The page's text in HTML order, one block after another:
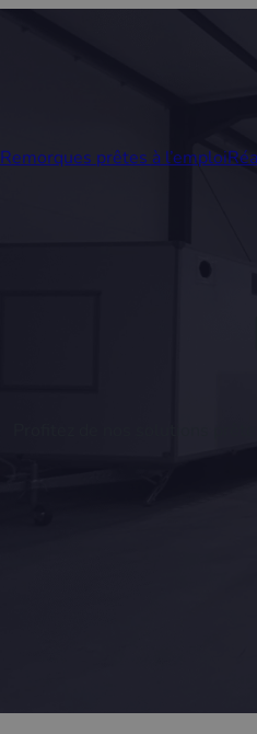
Remorques prêtes à l’emploi